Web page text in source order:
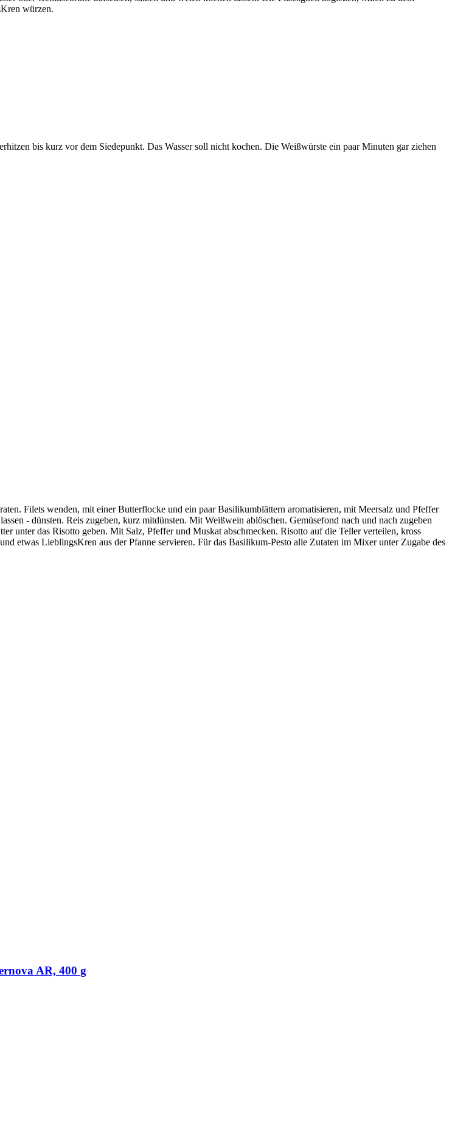
würzen.
bis kurz vor dem Siedepunkt. Das Wasser soll nicht kochen. Die Weißwürste ein paar Minuten gar ziehen
Filets wenden, mit einer Butterflocke und ein paar Basilikumblättern aromatisieren, mit Meersalz und Pfeffer
- dünsten. Reis zugeben, kurz mitdünsten. Mit Weißwein ablöschen. Gemüsefond nach und nach zugeben
unter das Risotto geben. Mit Salz, Pfeffer und Muskat abschmecken. Risotto auf die Teller verteilen, kross
etwas LieblingsKren aus der Pfanne servieren. Für das Basilikum-Pesto alle Zutaten im Mixer unter Zugabe des
AR, 400 g